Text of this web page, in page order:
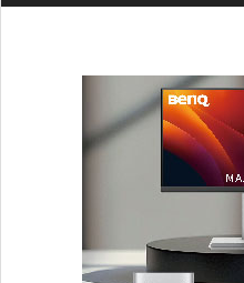
卻具有頗高挑戰性